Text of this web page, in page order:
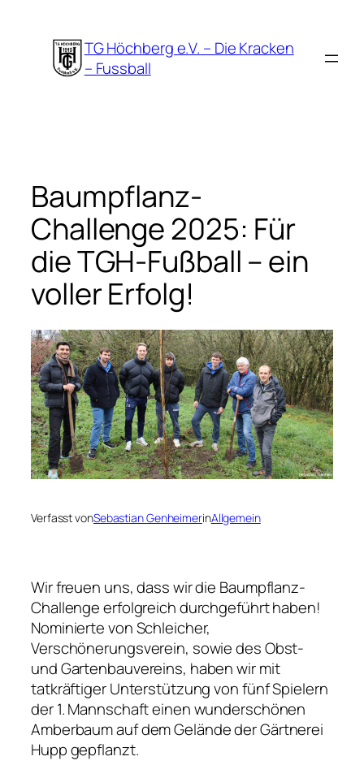
springen
TG Höchberg e.V. – Die Kracken
– Fussball
Baumpflanz-
Challenge 2025: Für
die TGH-Fußball – ein
voller Erfolg!
Verfasst vonSebastian GenheimerinAllgemein
Wir freuen uns, dass wir die Baumpflanz-
Challenge erfolgreich durchgeführt haben!
Nominierte von Schleicher,
Verschönerungsverein, sowie des Obst-
und Gartenbauvereins, haben wir mit
tatkräftiger Unterstützung von fünf Spielern
der 1. Mannschaft einen wunderschönen
Amberbaum auf dem Gelände der Gärtnerei
Hupp gepflanzt.